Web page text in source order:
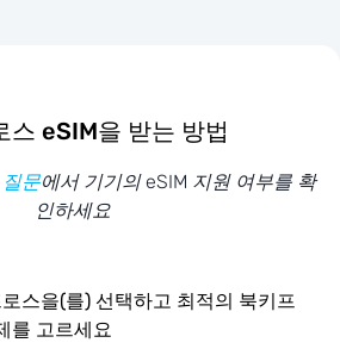
스 eSIM을 받는 방법
문에서 기기의 eSIM 지원 여부를 확
인하세요
스을(를) 선택하고 최적의 북키프
를 고르세요